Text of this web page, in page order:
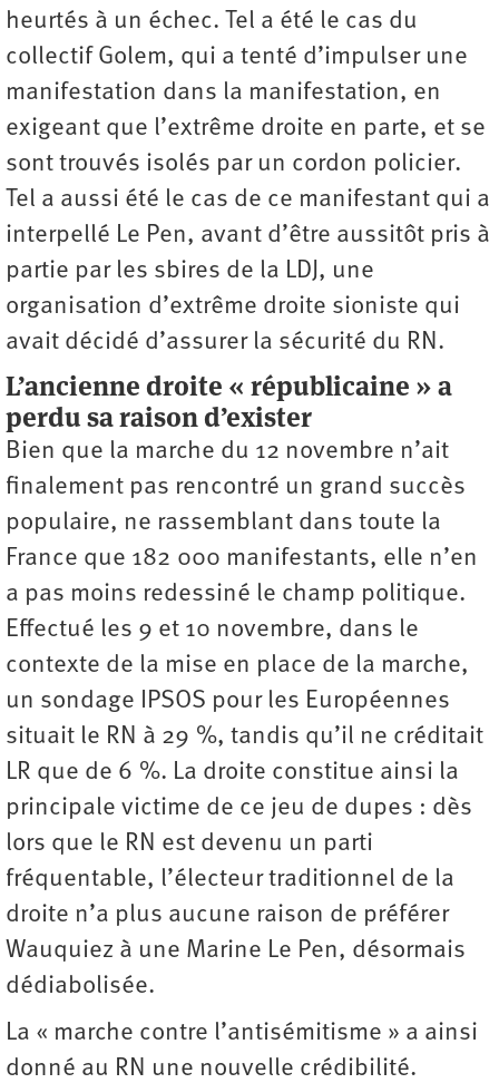
heurtés à un échec. Tel a été le cas du
collectif Golem, qui a tenté d’impulser une
manifestation dans la manifestation, en
exigeant que l’extrême droite en parte, et se
sont trouvés isolés par un cordon policier.
Tel a aussi été le cas de ce manifestant qui a
interpellé Le Pen, avant d’être aussitôt pris à
partie par les sbires de la LDJ, une
organisation d’extrême droite sioniste qui
avait décidé d’assurer la sécurité du RN.
L’ancienne droite « républicaine » a
perdu sa raison d’exister
Bien que la marche du 12 novembre n’ait
finalement pas rencontré un grand succès
populaire, ne rassemblant dans toute la
France que 182 000 manifestants, elle n’en
a pas moins redessiné le champ politique.
Effectué les 9 et 10 novembre, dans le
contexte de la mise en place de la marche,
un sondage IPSOS pour les Européennes
situait le RN à 29 %, tandis qu’il ne créditait
LR que de 6 %. La droite constitue ainsi la
principale victime de ce jeu de dupes : dès
lors que le RN est devenu un parti
fréquentable, l’électeur traditionnel de la
droite n’a plus aucune raison de préférer
Wauquiez à une Marine Le Pen, désormais
dédiabolisée.
La « marche contre l’antisémitisme » a ainsi
donné au RN une nouvelle crédibilité.